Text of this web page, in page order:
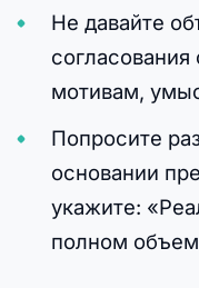
Не давайте
мотивам,
Попросите
основании
укажите:
полном